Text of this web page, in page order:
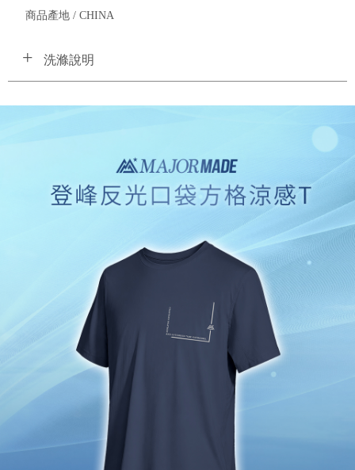
商品產地 / CHINA
洗滌說明